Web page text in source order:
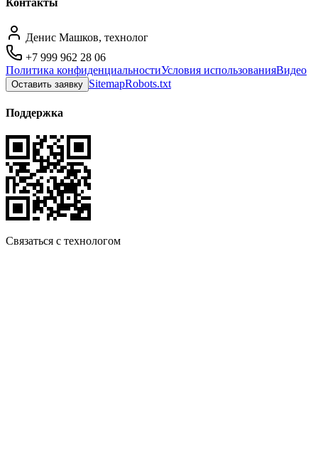
+7 999 962 28 06
Политика конфиденциальности
Оставить заявку Sitemap
Поддержка
Связаться с технологом